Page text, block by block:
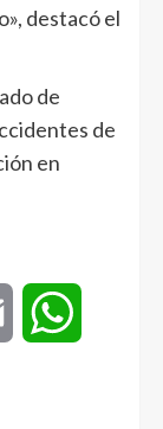
destacó el
de
de
en
Email